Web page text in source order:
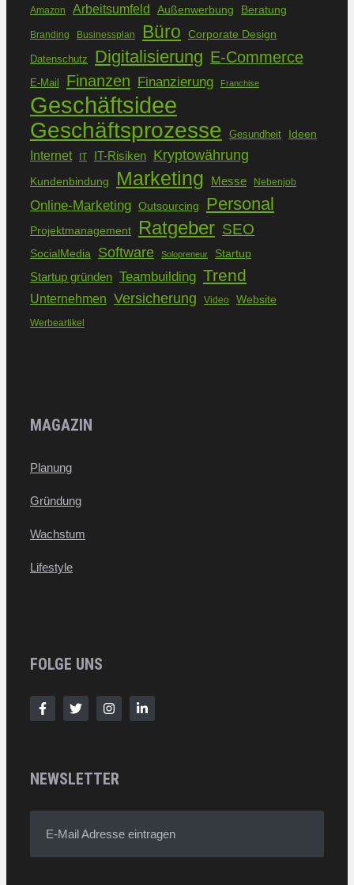
Amazon Arbeitsumfeld Außenwerbung Beratung
Branding Businessplan Büro Corporate Design
Datenschutz Digitalisierung E-Commerce
E-Mail Finanzen Finanzierung Franchise
Geschäftsidee
Geschäftsprozesse Gesundheit Ideen
Internet IT IT-Risiken Kryptowährung
Kundenbindung Marketing Messe Nebenjob
Online-Marketing Outsourcing Personal
Projektmanagement Ratgeber SEO
SocialMedia Software Solopreneur Startup
Startup gründen Teambuilding Trend
Unternehmen Versicherung Video Website
Werbeartikel
MAGAZIN
Planung
Gründung
Wachstum
Lifestyle
FOLGE UNS
NEWSLETTER
E-Mail Adresse eintragen